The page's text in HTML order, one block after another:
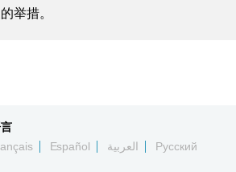
举措。
Español العربية Русский